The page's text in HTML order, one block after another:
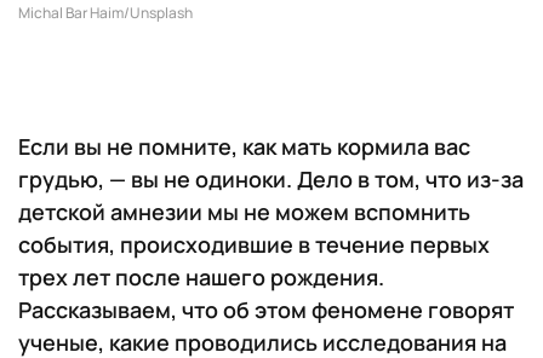
Michal Bar Haim/Unsplash
Если вы не помните, как мать кормила вас
грудью, — вы не одиноки. Дело в том, что из-за
детской амнезии мы не можем вспомнить
события, происходившие в течение первых
трех лет после нашего рождения.
Рассказываем, что об этом феномене говорят
ученые, какие проводились исследования на